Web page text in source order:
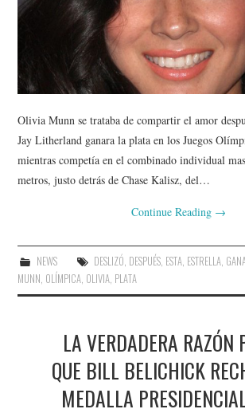
Olivia Munn se trataba de compartir el amor
Jay Litherland ganara la plata en los Juegos
mientras competía en el combinado individual
metros, justo detrás de Chase Kalisz, del…
Continue Reading →
NEWS DESLIZÓ, DESPUÉS, ESTA, ESTRELLA,
MUNN, OLÍMPICA, OLIVIA, PLATA
LA VERDADERA RAZÓN
QUE BILL BELICHICK
MEDALLA